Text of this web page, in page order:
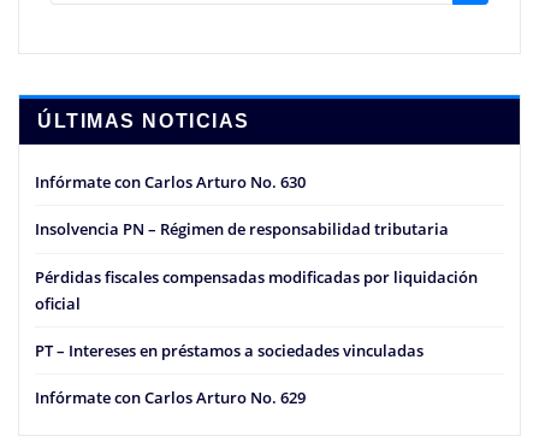
ÚLTIMAS NOTICIAS
Infórmate con Carlos Arturo No. 630
Insolvencia PN – Régimen de responsabilidad tributaria
Pérdidas fiscales compensadas modificadas por liquidación
oficial
PT – Intereses en préstamos a sociedades vinculadas
Infórmate con Carlos Arturo No. 629